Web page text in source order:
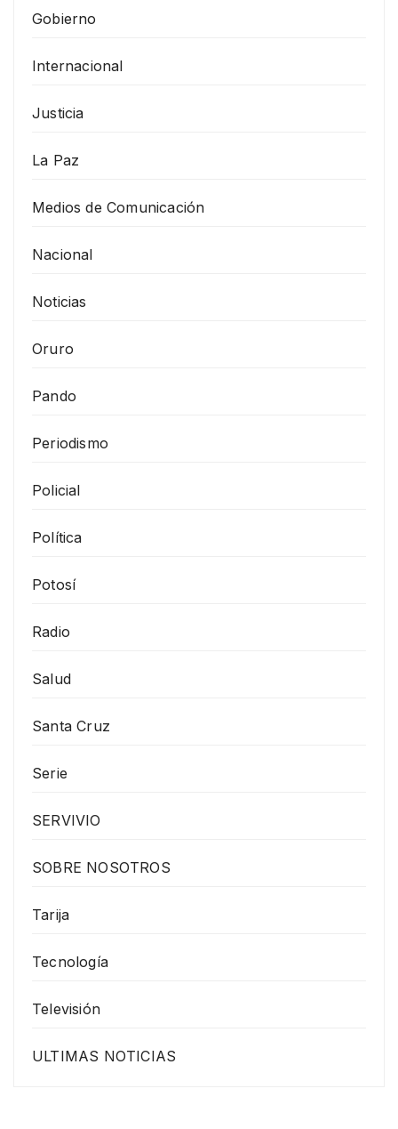
Gobierno
Internacional
Justicia
La Paz
Medios de Comunicación
Nacional
Noticias
Oruro
Pando
Periodismo
Policial
Política
Potosí
Radio
Salud
Santa Cruz
Serie
SERVIVIO
SOBRE NOSOTROS
Tarija
Tecnología
Televisión
ULTIMAS NOTICIAS